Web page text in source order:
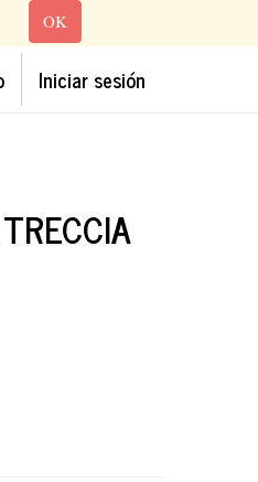
OK
Iniciar sesión